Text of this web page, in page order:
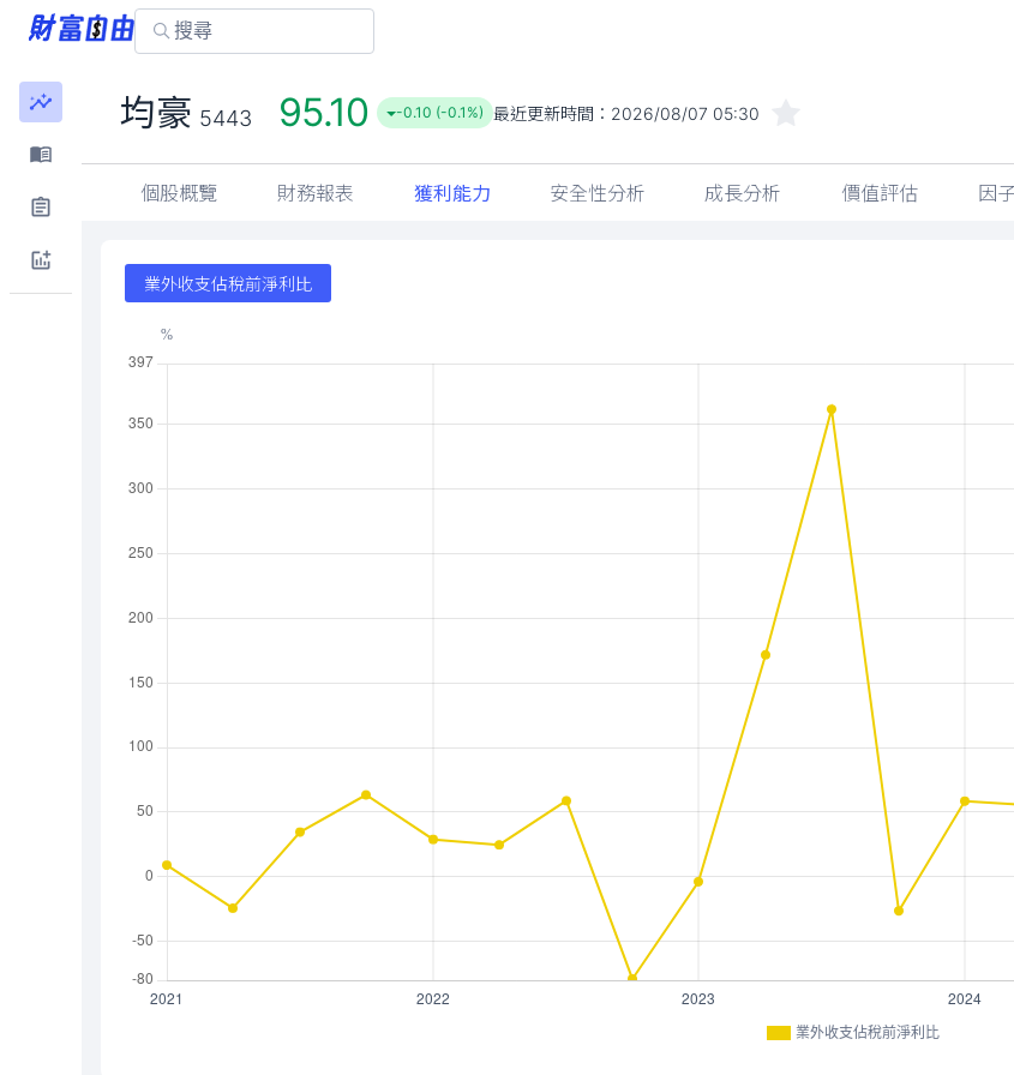
均豪 5443 95.10 -0.10 (-0.1%) 最近更新時間： 2026/08/07 05:30
個股概覽 財務報表 獲利能力 安全性分析 成長分析 價值評估 因
業外收支佔稅前淨利比
業外收支佔稅前淨利比